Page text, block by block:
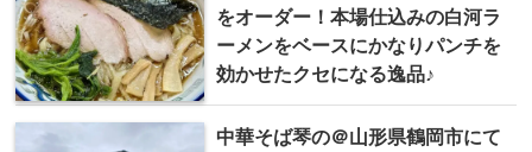
をオーダー！本場仕込みの白河ラ
ーメンをベースにかなりパンチを
効かせたクセになる逸品♪
中華そば琴の＠山形県鶴岡市にて